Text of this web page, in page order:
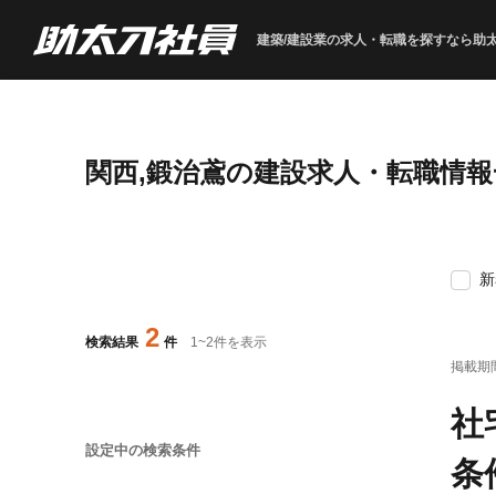
建築/建設業の求人・転職を探すなら助
関西,鍛治鳶の建設求人・転職情
検索結果 2 件 1~2件を表示
設定中の検索条件
掲載期
社
条